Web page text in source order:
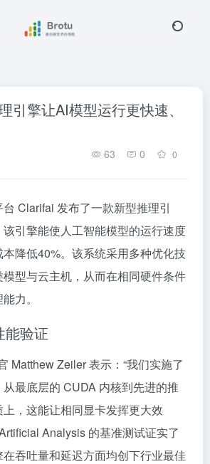
引擎让AI模型运行更快速、
63 0 0
Clarifai 发布了一款新型推理引
引擎能使人工智能模型的运行速度
降低40%。该系统采用多种优化技
型与云主机，从而在相同硬件条件
力。
能验证
Matthew Zeiler 表示：“我们实施了
最底层的 CUDA 内核到先进的推
，这能让相同显卡发挥更大效
Analysis 的基准测试证实了
吞吐量和延迟方面均创下行业最佳